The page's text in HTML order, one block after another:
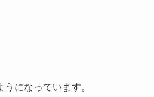
になっています。